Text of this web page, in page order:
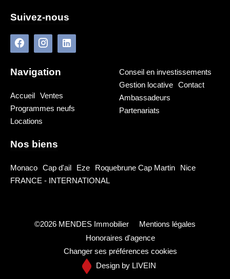
Suivez-nous
Navigation
Accueil Ventes
Programmes neufs
Locations
Conseil en investissements
Gestion locative
Contact
Ambassadeurs
Partenariats
Nos biens
Monaco Cap d'ail Eze Roquebrune Cap Martin
Nice
FRANCE - INTERNATIONAL
©2026 MENDES Immobilier
Mentions légales
Honoraires d'agence
Changer ses préférences cookies
Design by LIVEIN